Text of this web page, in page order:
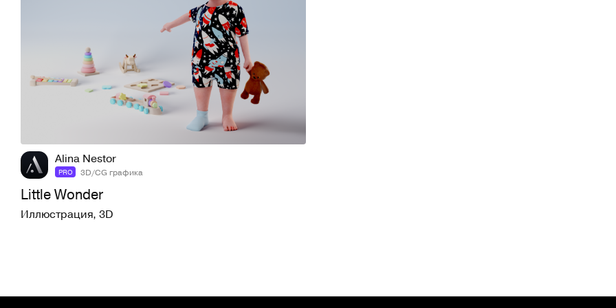
8
Alina Nestor
PRO 3D/CG графика
Little Wonder
Иллюстрация, 3D